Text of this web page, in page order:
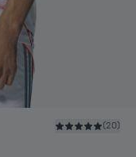
(20)